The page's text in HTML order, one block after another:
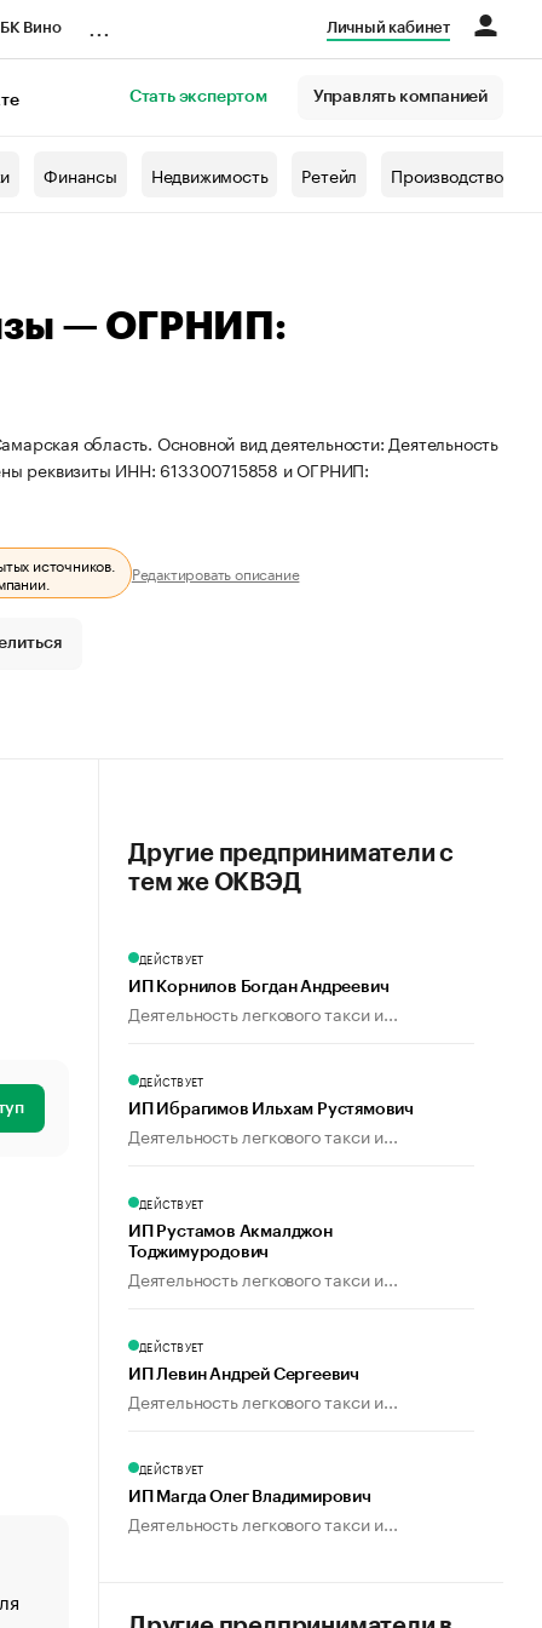
Вино Личный кабинет
Стать экспертом Управлять компанией
Финансы Недвижимость Ретейл Производство
— ОГРНИП:
область. Основной вид деятельности: Деятельность
реквизиты ИНН: 613300715858 и ОГРНИП:
источников.
Редактировать описание
Другие предприниматели с
тем же ОКВЭД
ДЕЙСТВУЕТ
ИП Корнилов Богдан Андреевич
Деятельность легкового такси и...
ДЕЙСТВУЕТ
ИП Ибрагимов Ильхам Рустямович
Деятельность легкового такси и...
ДЕЙСТВУЕТ
ИП Рустамов Акмалджон
Тоджимуродович
Деятельность легкового такси и...
ДЕЙСТВУЕТ
ИП Левин Андрей Сергеевич
Деятельность легкового такси и...
ДЕЙСТВУЕТ
ИП Магда Олег Владимирович
Деятельность легкового такси и...